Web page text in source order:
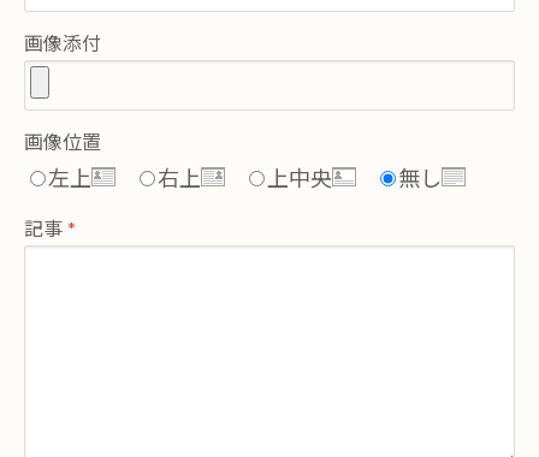
画像添付
画像位置
左上 右上 上中央 無し
記事